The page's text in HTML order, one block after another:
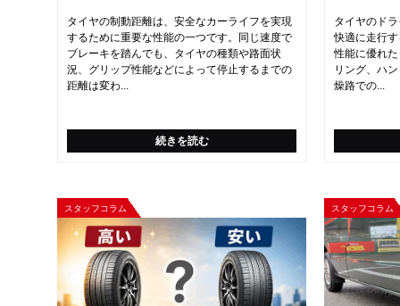
タイヤの制動距離は、安全なカーライフを実現
するために重要な性能の一つです。同じ速度で
ブレーキを踏んでも、タイヤの種類や路面状
況、グリップ性能などによって停止するまでの
距離は変わ...
続きを読む
タイヤのド
快適に走行
性能に優れ
リング、ハ
燥路での...
スタッフコラム スタッフコラム